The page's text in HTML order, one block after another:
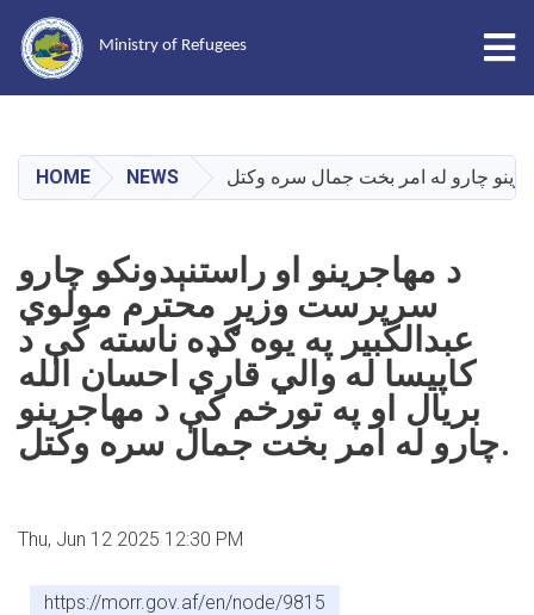
content
Ministry of Refugees
HOME NEWS
د مهاجرینو او راستنېدونکو چارو
سرپرست وزیر محترم مولوي
عبدالکبیر په یوه ګډه ناسته کې د
کاپیسا له والي قاري احسان الله
بریال او په تورخم کې د مهاجرینو
چارو له امر بخت جمال سره وکتل.
Thu, Jun 12 2025 12:30 PM
https://morr.gov.af/en/node/9815